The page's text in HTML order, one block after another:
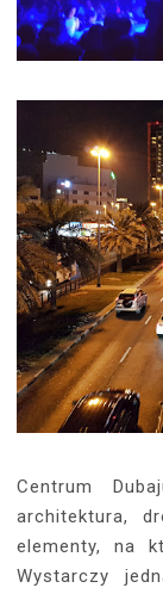
Centrum
architektura,
elementy, na
Wystarczy